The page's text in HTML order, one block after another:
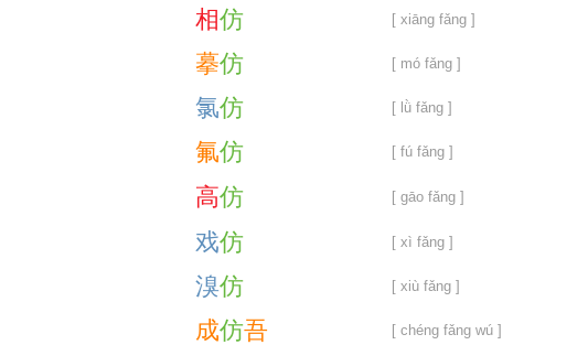
相仿 [ xiāng fǎng ]
摹仿 [ mó fǎng ]
氯仿 [ lǜ fǎng ]
氟仿 [ fú fǎng ]
高仿 [ gāo fǎng ]
戏仿 [ xì fǎng ]
溴仿 [ xiù fǎng ]
成仿吾 [ chéng fǎng wú ]